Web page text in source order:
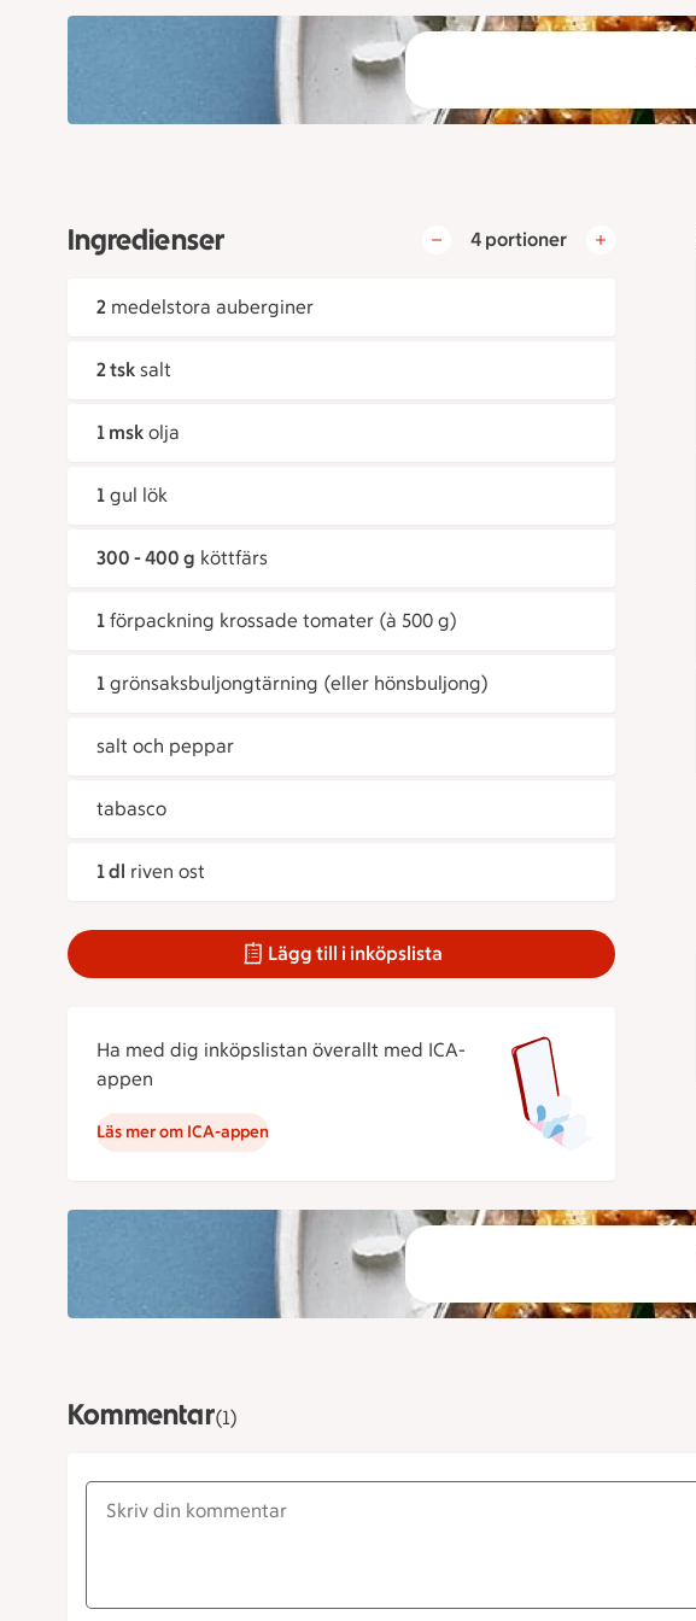
Ingredienser 4 portioner
2 medelstora auberginer
2 tsk salt
1 msk olja
1 gul lök
300 - 400 g köttfärs
1 förpackning krossade tomater (à 500 g)
1 grönsaksbuljongtärning (eller hönsbuljong)
salt och peppar
tabasco
1 dl riven ost
Lägg till i inköpslista
Ha med dig inköpslistan överallt med ICA-
appen
Läs mer om ICA-appen
Kommentar(1)